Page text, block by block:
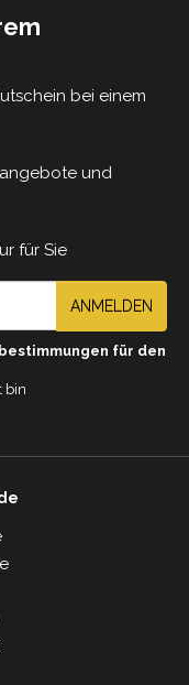
bei einem
und
für Sie
ANMELDEN
für den
bin